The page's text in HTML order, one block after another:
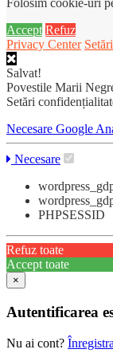
Folosim cookie-uri
Accept Refuz
Privacy Center Setări
Salvat!
Povestile Marii
Setări
Necesare Google
Necesare
PHPSESSID
Refuz toate
Accept toate
×
Autentificarea
Nu ai cont?